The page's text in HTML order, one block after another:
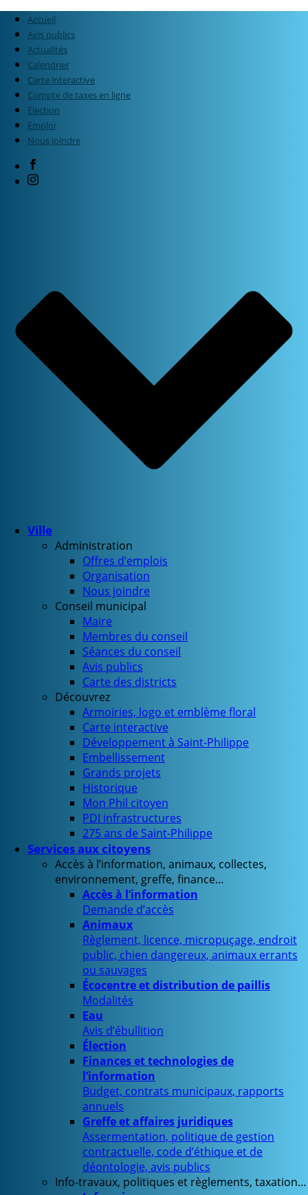
Accueil
Avis publics
Actualités
Calendrier
Carte interactive
Compte de taxes en ligne
Élection
Emploi
Nous joindre
Ville
Administration
Offres d’emplois
Organisation
Nous joindre
Conseil municipal
Maire
Membres du conseil
Séances du conseil
Avis publics
Carte des districts
Découvrez
Armoiries, logo et emblème floral
Carte interactive
Développement à Saint-Philippe
Embellissement
Grands projets
Historique
Mon Phil citoyen
PDI infrastructures
275 ans de Saint-Philippe
Services aux citoyens
Accès à l’information, animaux, collectes,
environnement, greffe, finance…
Accès à l’information
Demande d’accès
Animaux
Règlement, licence, micropuçage, endroit
public, chien dangereux, animaux errants
ou sauvages
Écocentre et distribution de paillis
Modalités
Eau
Avis d’ébullition
Élection
Finances et technologies de
l’information
Budget, contrats municipaux, rapports
annuels
Greffe et affaires juridiques
Assermentation, politique de gestion
contractuelle, code d’éthique et de
déontologie, avis publics
Info-travaux, politiques et règlements, taxation…